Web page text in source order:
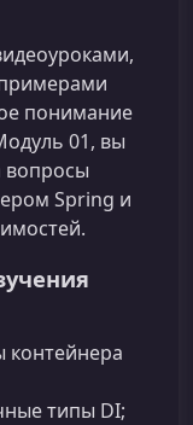
понимание
01, вы
вопросы
Spring и
контейнера
типы DI;